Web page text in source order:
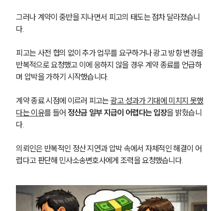
그러나 계약이 중반을 지나면서 피고의 태도는 점차 달라졌습니
다.
피고는 사전 협의 없이 추가 업무를 요구하거나 광고 방향 변경을
반복적으로 요청했고 이에 응하지 않을 경우 계약 종료를 언급하
며 압박을 가하기 시작했습니다.
계약 종료 시점에 이르러 피고는 광고 성과가 기대에 미치지 못했
다는 이유를 들어 정산금 일부 지급이 어렵다는 입장을 밝혔습니
다.
의뢰인은 반복적인 정산 지연과 압박 속에서 자체적인 해결이 어
렵다고 판단해 민사소송변호사에게 조력을 요청했습니다.